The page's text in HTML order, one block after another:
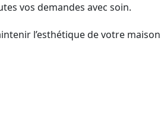
vos demandes avec soin.
l’esthétique de votre